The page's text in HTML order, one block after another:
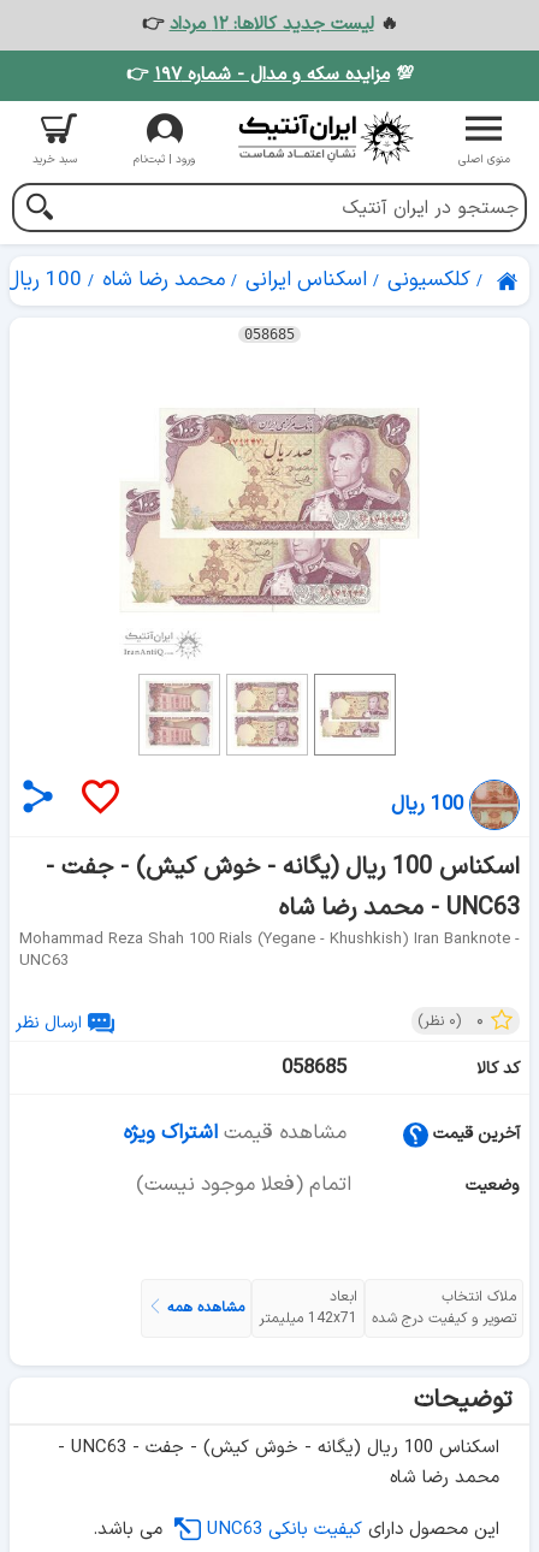
🔥لیست جدید کالاها: ۱۲ مرداد
👉
💯مزایده سکه و مدال - شماره ۱۹۷ 👉
منوی اصلی ورود | ثبت‌نام سبد خرید
کلکسیونی اسکناس ایرانی محمد رضا شاه 100 ریال
058685
100 ریال
اسکناس 100 ریال (یگانه - خوش کیش) - جفت -
UNC63 - محمد رضا شاه
Mohammad Reza Shah 100 Rials (yegane - Khushkish) Iran Banknote -
UNC63
۰ (۰ نظر)
ارسال نظر
کد کالا
058685
آخرین قیمت مشاهده قیمت اشتراک ویژه
وضعیت اتمام (فعلا موجود نیست)
ملاک انتخاب
تصویر و کیفیت درج شده
ابعاد
142x71 میلیمتر
مشاهده همه
توضیحات
اسکناس 100 ریال (یگانه - خوش کیش) - جفت - UNC63 -
محمد رضا شاه
این محصول دارای کیفیت بانکی UNC63
می باشد.